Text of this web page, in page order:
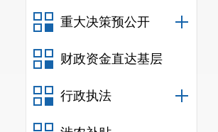
重大决策预公开
财政资金直达基层
行政执法